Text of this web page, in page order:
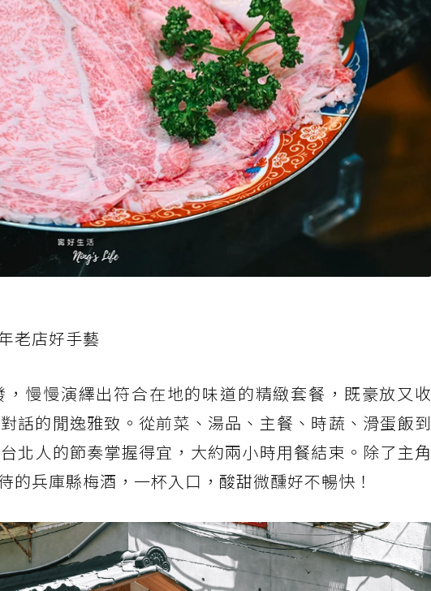
老店好手藝
慢慢演繹出符合在地的味道的精緻套餐，既豪放又收
話的閒逸雅致。從前菜、湯品、主餐、時蔬、滑蛋飯到
北人的節奏掌握得宜，大約兩小時用餐結束。除了主角
的兵庫縣梅酒，一杯入口，酸甜微醺好不暢快！